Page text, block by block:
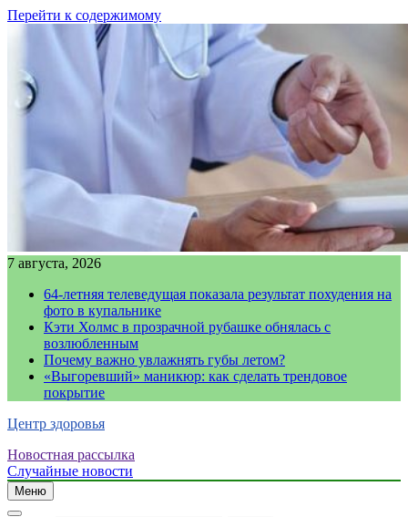
Перейти к содержимому
7 августа, 2026
64-летняя телеведущая показала результат похудения на
фото в купальнике
Кэти Холмс в прозрачной рубашке обнялась с
возлюбленным
Почему важно увлажнять губы летом?
«Выгоревший» маникюр: как сделать трендовое
покрытие
Центр здоровья
Новостная рассылка
Случайные новости
Меню